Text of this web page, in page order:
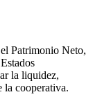
Patrimonio Neto,
la liquidez,
la cooperativa.